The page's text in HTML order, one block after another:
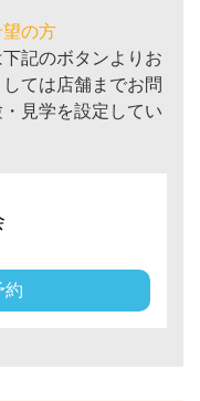
の方
記のボタンよりお
ては店舗までお問
見学を設定してい
約